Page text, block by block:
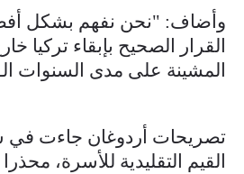
وأضاف: "نحن نفهم بشكل
القرار الصحيح بإبقاء تركيا
المشينة على مدى السنوات الـ 12
تصريحات أردوغان جاءت في
القيم التقليدية للأسرة،